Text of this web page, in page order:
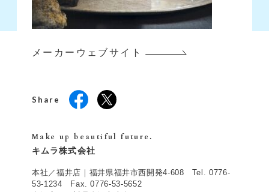
メーカーウェブサイト
Share
Make up beautiful future.
キムラ株式会社
本社／福井店｜ 福井県福井市西開発4-608 Tel. 0776-
53-1234 Fax. 0776-53-5652